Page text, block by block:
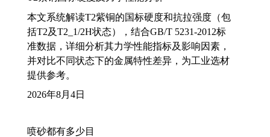
本文系统解读T2紫铜的国标硬度和抗拉强度（包
括T2及T2_1/2H状态），结合GB/T 5231-2012标
准数据，详细分析其力学性能指标及影响因素，
并对比不同状态下的金属特性差异，为工业选材
提供参考。
2026年8月4日
喷砂都有多少目